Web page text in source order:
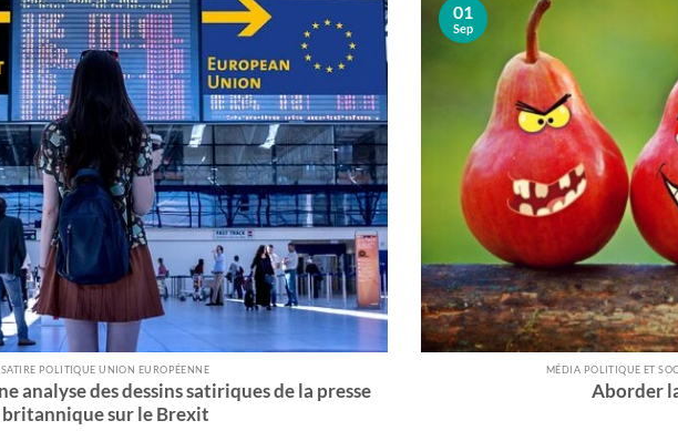
SATIRE POLITIQUE UNION EUROPÉENNE
analyse des dessins satiriques de la presse
britannique sur le Brexit
MÉDIA POLITIQUE ET
Aborder
01
Sep